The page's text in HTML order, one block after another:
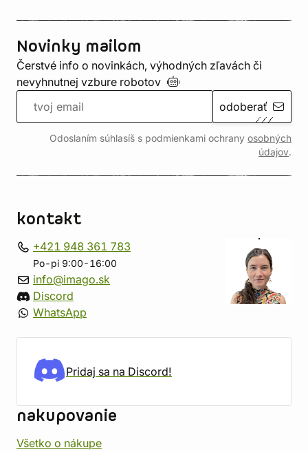
Novinky mailom
Čerstvé info o novinkách, výhodných zľavách či
nevyhnutnej vzbure robotov
odoberať
Odoslaním súhlasíš s podmienkami ochrany osobných
údajov.
kontakt
+421 948 361 783
Po-pi 9:00-16:00
info@imago.sk
Discord
WhatsApp
Pridaj sa na Discord!
nakupovanie
Všetko o nákupe